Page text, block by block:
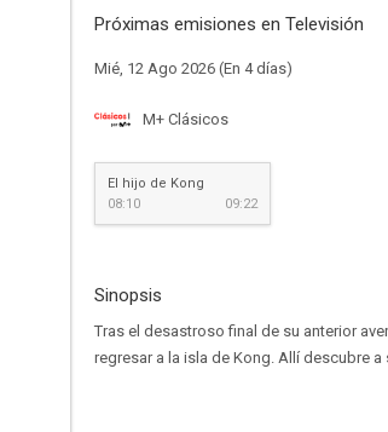
Próximas emisiones en Televisión
Mié, 12 Ago 2026 (En 4 días)
M+ Clásicos
El hijo de Kong
08:10
09:22
Sinopsis
Tras el desastroso final de su anterior
regresar a la isla de Kong. Allí descubre